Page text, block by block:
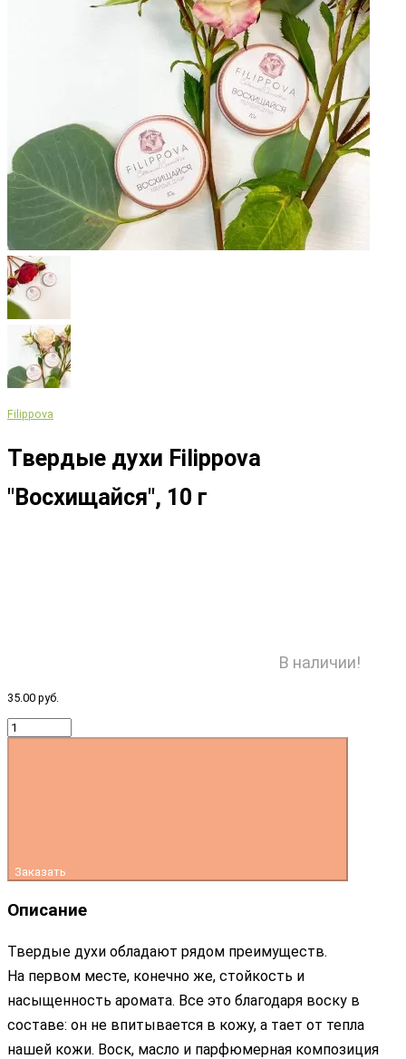
Filippova
Твердые духи Filippova
"Восхищайся", 10 г
В наличии!
35.00 руб.
Заказать
Описание
Твердые духи обладают рядом преимуществ.
На первом месте, конечно же, стойкость и
насыщенность аромата. Все это благодаря воску в
составе: он не впитывается в кожу, а тает от тепла
нашей кожи. Воск, масло и парфюмерная композиция